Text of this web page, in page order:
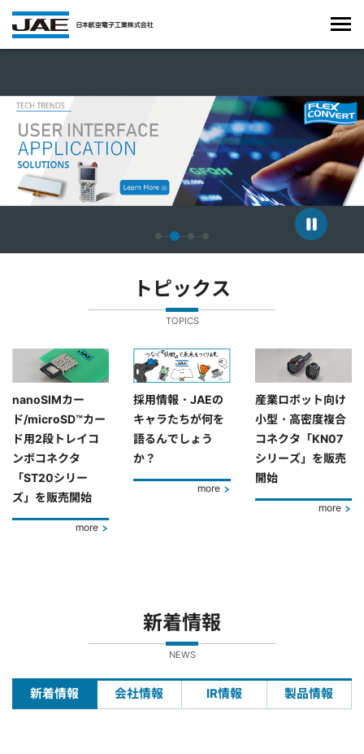
トピックス
TOPICS
nanoSIMカー
ド/microSD™カー
ド用2段トレイコ
ンボコネクタ
「ST20シリー
ズ」を販売開始
more
採用情報・JAEの
キャラたちが何を
語るんでしょう
か？
more
産業ロボット向け
小型・高密度複合
コネクタ「KN07
シリーズ」を販売
開始
more
新着情報
NEWS
新着情報 会社情報 IR情報 製品情報